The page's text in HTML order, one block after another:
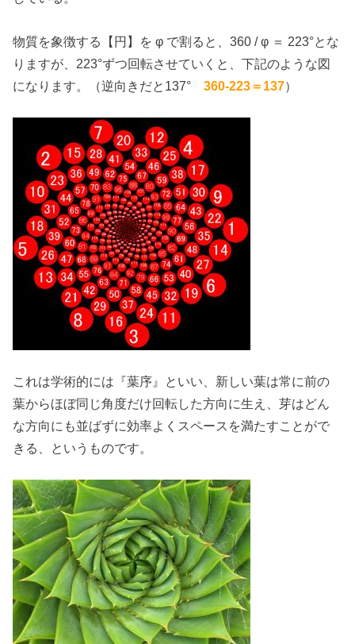
物質を象徴する【円】を φ で割ると、360 / φ ＝ 223°とな
りますが、223°ずつ回転させていくと、下記のような図
になります。（逆向きだと137°360-223＝137）
これは学術的には『葉序』といい、新しい葉は常に前の
葉からほぼ同じ角度だけ回転した方向に生え、芽はどん
な方向にも並ばずに効率よくスペースを満たすことがで
きる、というものです。